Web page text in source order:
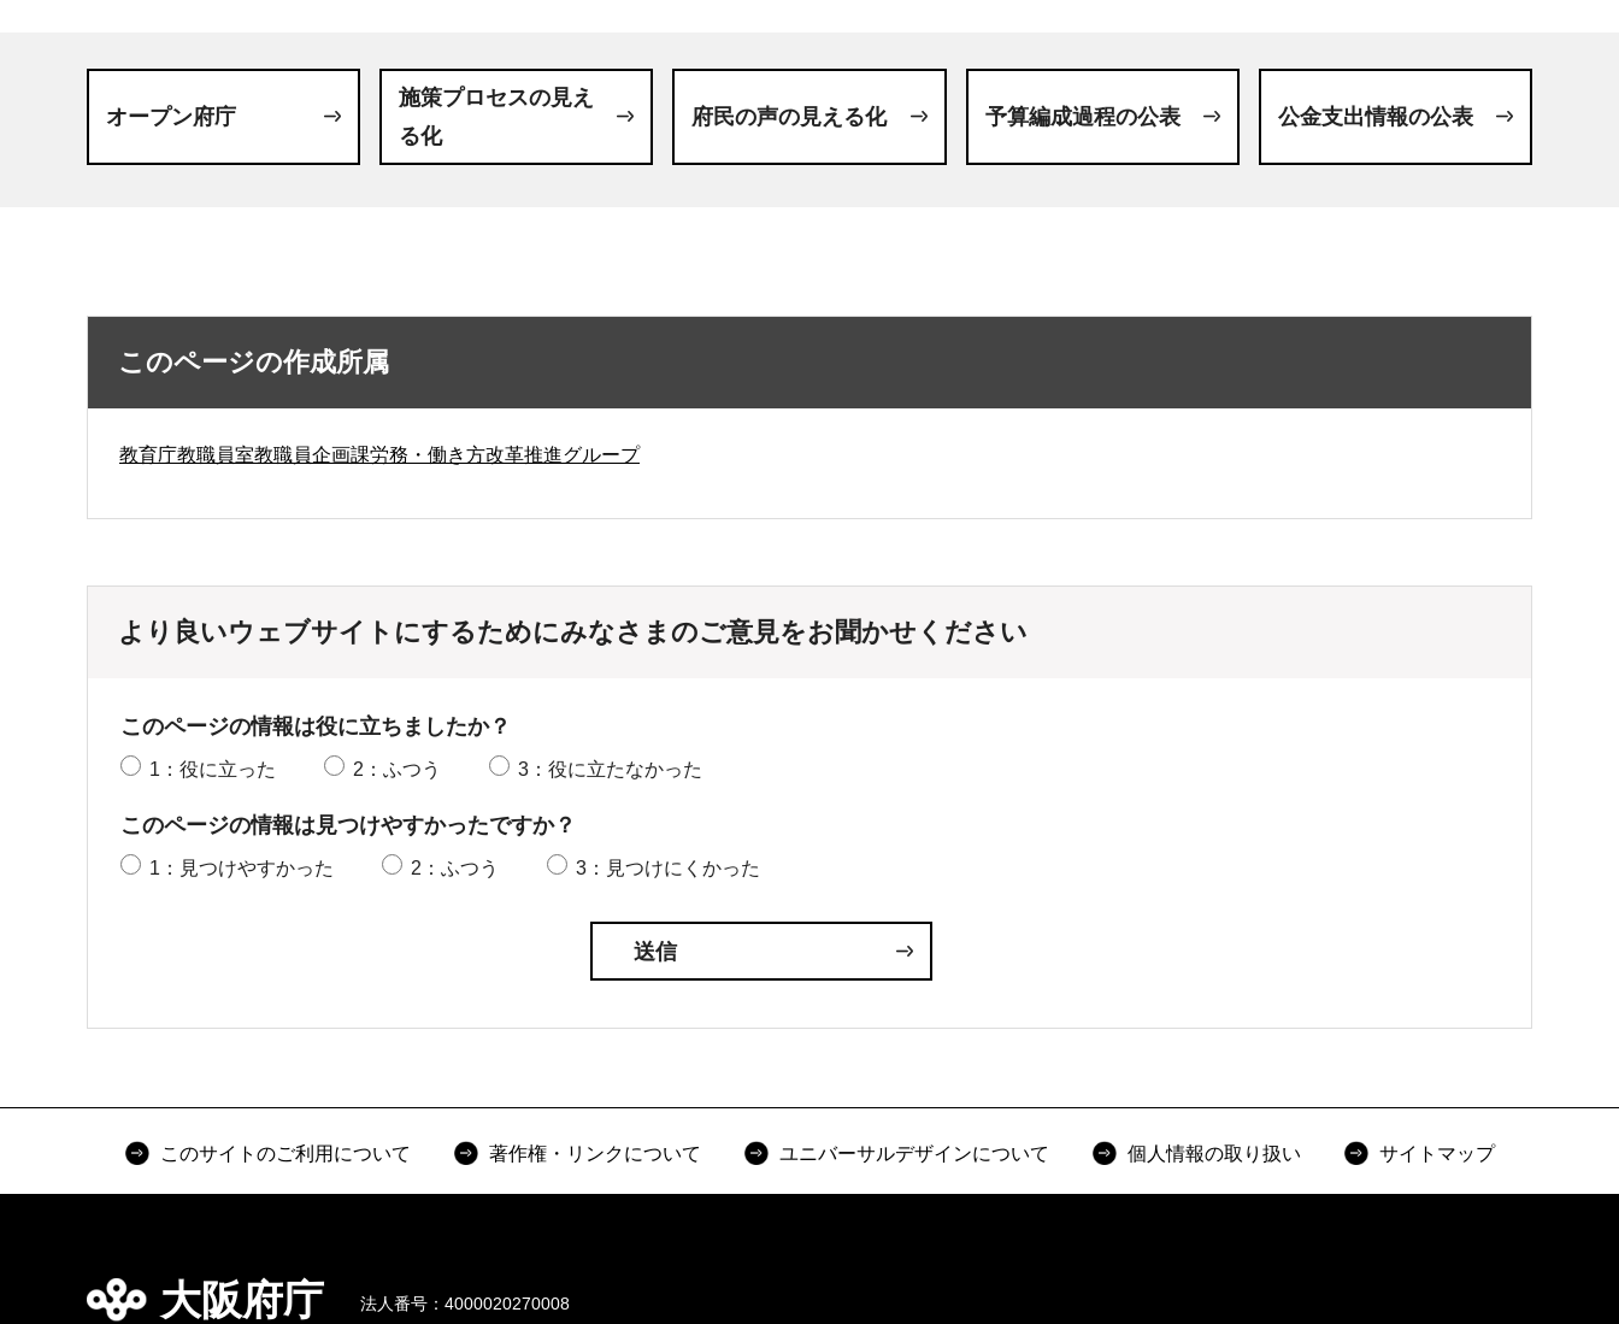
オープン府庁
施策プロセスの見え
る化
府民の声の見える化 予算編成過程の公表 公金支出情報の公表
このページの作成所属
教育庁教職員室教職員企画課労務・働き方改革推進グループ
より良いウェブサイトにするためにみなさまのご意見をお聞かせください
このページの情報は役に立ちましたか？
1：役に立った 2：ふつう 3：役に立たなかった
このページの情報は見つけやすかったですか？
1：見つけやすかった 2：ふつう 3：見つけにくかった
このサイトのご利用について 著作権・リンクについて ユニバーサルデザインについて 個人情報の取り扱い サイトマップ
大阪府庁 法人番号：4000020270008